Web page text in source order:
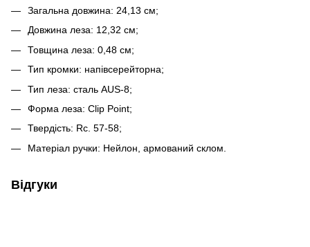
Загальна довжина: 24,13 см;
Довжина леза: 12,32 см;
Товщина леза: 0,48 см;
Тип кромки: напівсерейторна;
Тип леза: сталь AUS-8;
Форма леза: Clip Point;
Твердість: Rc. 57-58;
Матеріал ручки: Нейлон, армований склом.
Відгуки